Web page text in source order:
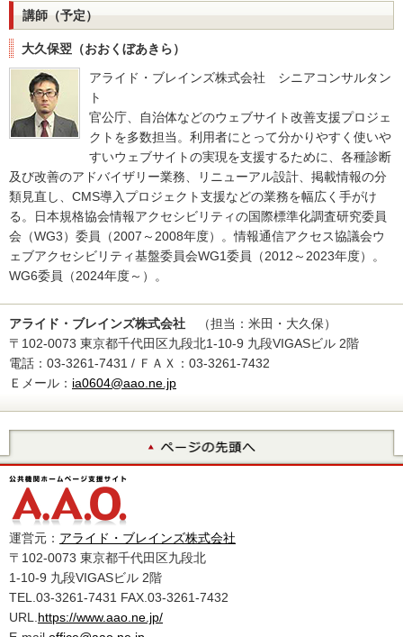
講師（予定）
大久保翌（おおくぼあきら）
アライド・ブレインズ株式会社 シニアコンサルタン
ト
官公庁、自治体などのウェブサイト改善支援プロジェ
クトを多数担当。利用者にとって分かりやすく使いや
すいウェブサイトの実現を支援するために、各種診断
及び改善のアドバイザリー業務、リニューアル設計、掲載情報の分
類見直し、CMS導入プロジェクト支援などの業務を幅広く手がけ
る。日本規格協会情報アクセシビリティの国際標準化調査研究委員
会（WG3）委員（2007～2008年度）。情報通信アクセス協議会ウ
ェブアクセシビリティ基盤委員会WG1委員（2012～2023年度）。
WG6委員（2024年度～）。
アライド・ブレインズ株式会社 （担当：米田・大久保）
〒102-0073 東京都千代田区九段北1-10-9 九段VIGASビル 2階
電話：03-3261-7431 / ＦＡＸ：03-3261-7432
Ｅメール： ia0604@aao.ne.jp
運営元： アライド・ブレインズ株式会社
〒102-0073 東京都千代田区九段北
1-10-9 九段VIGASビル 2階
TEL.03-3261-7431 FAX.03-3261-7432
URL. https://www.aao.ne.jp/